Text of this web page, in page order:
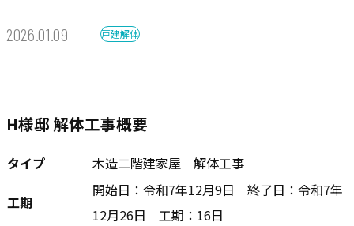
2026.01.09 戸建解体
H様邸 解体工事概要
タイプ 木造二階建家屋 解体工事
工期
開始日：令和7年12月9日 終了日：令和7年
12月26日 工期：16日